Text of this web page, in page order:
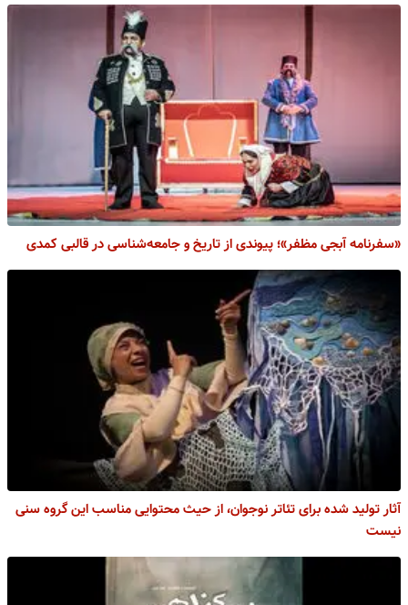
«سفرنامه آبجی مظفر»؛ پیوندی از تاریخ و جامعه‌شناسی در قالبی کمدی
آثار تولید شده برای تئاتر نوجوان، از حیث محتوایی مناسب این گروه سنی
نیست